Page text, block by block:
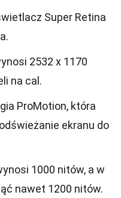
Super Retina
2532 x 1170
na cal.
ProMotion, która
ekranu do
1000 nitów, a w
nawet 1200 nitów.